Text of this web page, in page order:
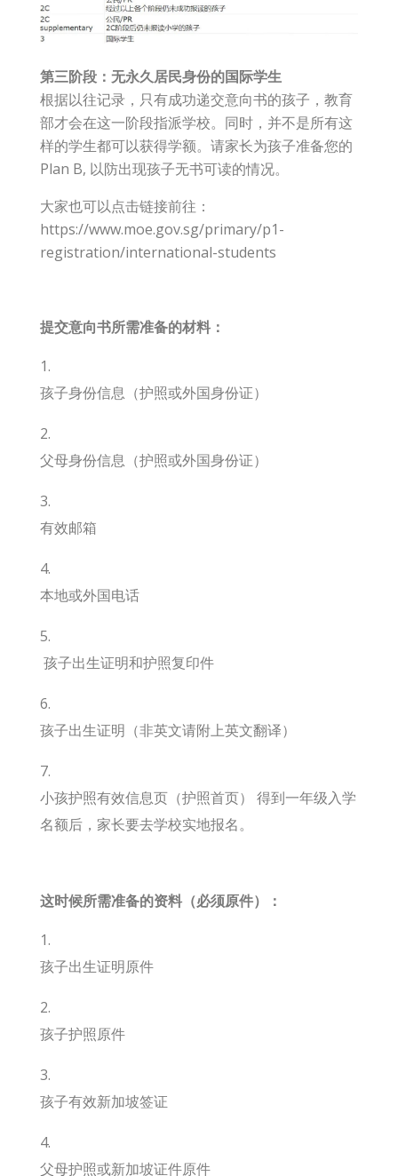
第三阶段：无永久居民身份的国际学生
根据以往记录，只有成功递交意向书的孩子，教育
部才会在这一阶段指派学校。同时，并不是所有这
样的学生都可以获得学额。请家长为孩子准备您的
Plan B, 以防出现孩子无书可读的情况。
大家也可以点击链接前往：
https://www.moe.gov.sg/primary/p1-
registration/international-students
提交意向书所需准备的材料：
孩子身份信息（护照或外国身份证）
父母身份信息（护照或外国身份证）
有效邮箱
本地或外国电话
孩子出生证明和护照复印件
孩子出生证明（非英文请附上英文翻译）
小孩护照有效信息页（护照首页） 得到一年级入学
名额后，家长要去学校实地报名。
这时候所需准备的资料（必须原件）：
孩子出生证明原件
孩子护照原件
孩子有效新加坡签证
父母护照或新加坡证件原件